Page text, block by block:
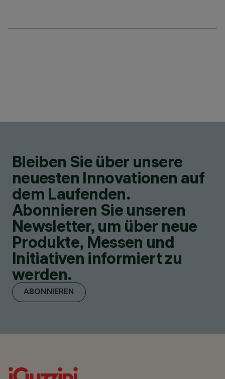
Bleiben Sie über unsere
neuesten Innovationen auf
dem Laufenden.
Abonnieren Sie unseren
Newsletter, um über neue
Produkte, Messen und
Initiativen informiert zu
werden.
ABONNIEREN